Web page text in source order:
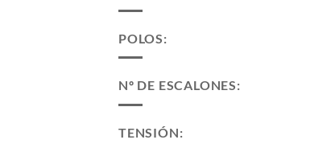
POLOS:
Nº DE ESCALONES:
TENSIÓN: